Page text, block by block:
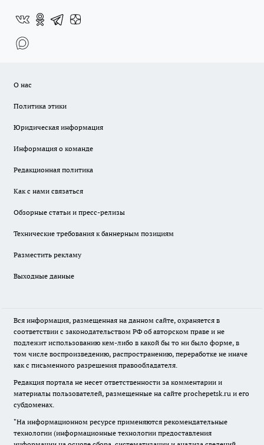
О нас
Политика этики
Юридическая информация
Информация о команде
Редакционная политика
Как с нами связаться
Обзорные статьи и пресс-релизы
Технические требования к баннерным позициям
Разместить рекламу
Выходные данные
Вся информация, размещенная на данном сайте, охраняется в
соответствии с законодательством РФ об авторском праве и не
подлежит использованию кем-либо в какой бы то ни было форме, в
том числе воспроизведению, распространению, переработке не иначе
как с письменного разрешения правообладателя.
Редакция портала не несет ответственности за комментарии и
материалы пользователей, размещенные на сайте prochepetsk.ru и его
субдоменах.
"На информационном ресурсе применяются рекомендательные
технологии (информационные технологии предоставления